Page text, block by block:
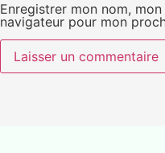
Enregistrer mon nom,
navigateur pour mon